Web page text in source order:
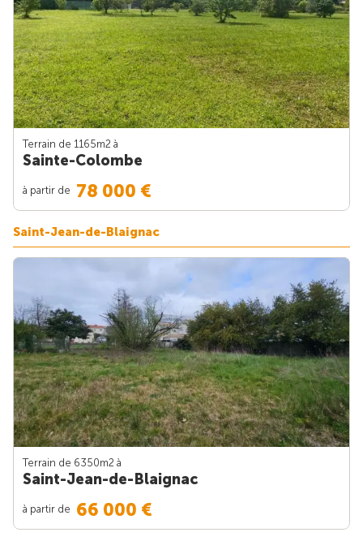
Terrain de 1165m2 à
Sainte-Colombe
à partir de 78 000 €
Saint-Jean-de-Blaignac
Terrain de 6350m2 à
Saint-Jean-de-Blaignac
à partir de 66 000 €